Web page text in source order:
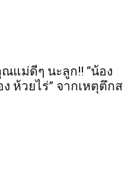
แม่ดีๆ นะลูก!! “น้อง
ห้วยไร่” จากเหตุตึกส